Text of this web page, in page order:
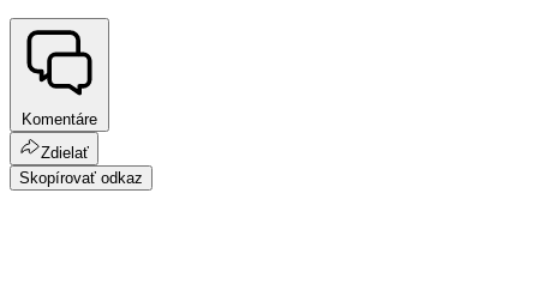
Komentáre
Zdielať
Skopírovať odkaz